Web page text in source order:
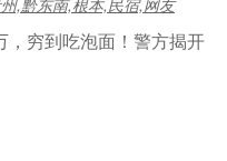
,黔东南,根本,民宿,网友